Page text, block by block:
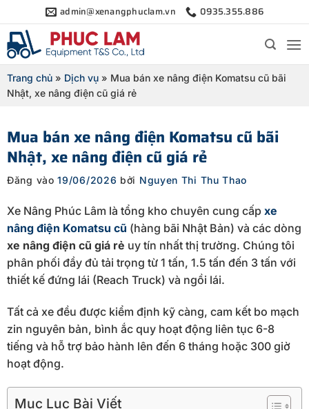
qua
nội
dung
admin@xenangphuclam.vn 0935.355.886
Trang chủ » Dịch vụ » Mua bán xe nâng điện Komatsu cũ bãi
Nhật, xe nâng điện cũ giá rẻ
Mua bán xe nâng điện Komatsu cũ bãi
Nhật, xe nâng điện cũ giá rẻ
Đăng vào19/06/2026 bởi Nguyen Thi Thu Thao
Xe Nâng Phúc Lâm là tổng kho chuyên cung cấp xe
nâng điện Komatsu cũ (hàng bãi Nhật Bản) và các dòng
xe nâng điện cũ giá rẻ uy tín nhất thị trường. Chúng tôi
phân phối đầy đủ tải trọng từ 1 tấn, 1.5 tấn đến 3 tấn với
thiết kế đứng lái (Reach Truck) và ngồi lái.
Tất cả xe đều được kiểm định kỹ càng, cam kết bo mạch
zin nguyên bản, bình ắc quy hoạt động liên tục 6-8
tiếng và hỗ trợ bảo hành lên đến 6 tháng hoặc 300 giờ
hoạt động.
Mục Lục Bài Viết